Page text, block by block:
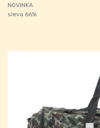
NOVINKA
sleva 66%